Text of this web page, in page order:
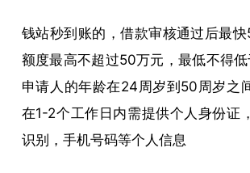
钱站秒到账的，借款审核通过后最
额度最高不超过50万元，最低不得
申请人的年龄在24周岁到50周岁之
在1-2个工作日内需提供个人身份证
识别，手机号码等个人信息